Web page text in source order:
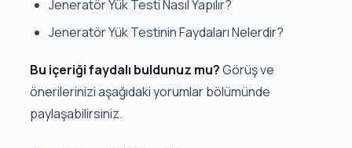
Jeneratör Yük Testi Nasıl Yapılır?
Jeneratör Yük Testinin Faydaları Nelerdir?
Bu içeriği faydalı buldunuz mu?Görüş ve
önerilerinizi aşağıdaki yorumlar bölümünde
paylaşabilirsiniz.